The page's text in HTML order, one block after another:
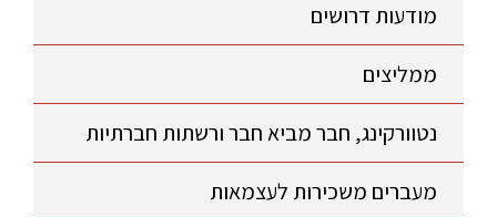
מודעות דרושים
ממליצים
נטוורקינג, חבר מביא חבר ורשתות חברתיות
מעברים משכירות לעצמאות